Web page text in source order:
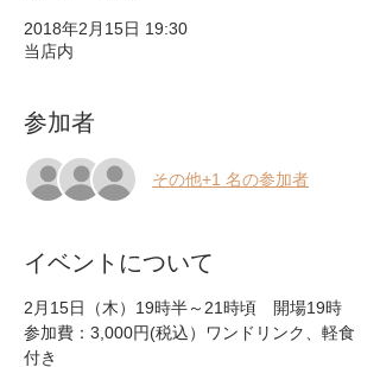
2018年2月15日 19:30
当店内
参加者
その他+1 名の参加者
イベントについて
参加費：3,000円(税込）ワンドリンク、軽食